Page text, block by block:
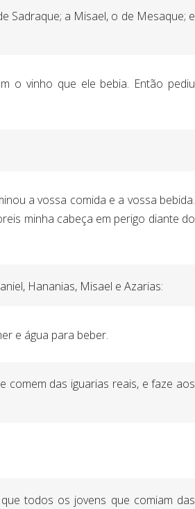
Sadraque; a Misael, o de Mesaque; e
o vinho que ele bebia. Então pediu
a vossa comida e a vossa bebida.
minha cabeça em perigo diante do
Hananias, Misael e Azarias:
e água para beber.
comem das iguarias reais, e faze aos
todos os jovens que comiam das